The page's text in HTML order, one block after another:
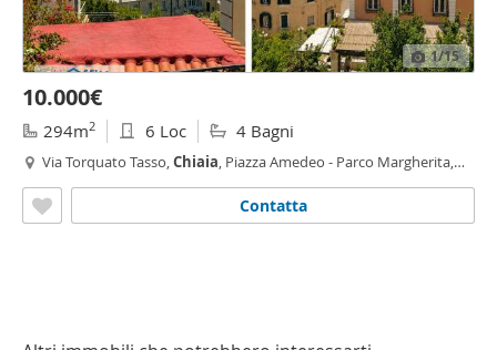
1/15
10.000€
294m2 6 Loc 4 Bagni
Via Torquato Tasso,Chiaia, Piazza Amedeo - Parco Margherita,
Contatta